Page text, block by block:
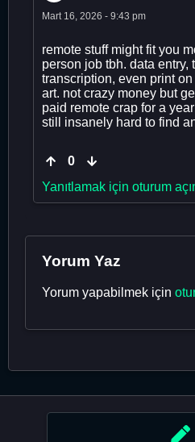
Mart 16, 2026 - 9:43 pm
remote stuff might fit you
person job tbh. data
transcription, even print
art. not crazy money but
paid remote crap for a
still insanely hard to find
0
Yanıtlamak için oturum
Yorum Yaz
Yorum yapabilmek için